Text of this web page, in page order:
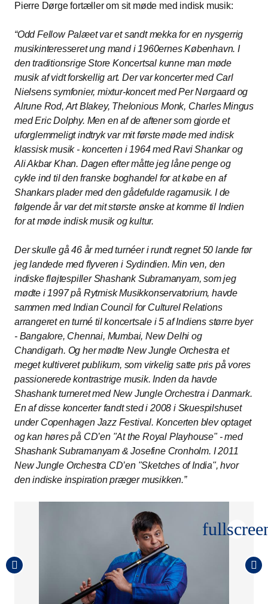
Pierre Dørge fortæller om sit møde med indisk musik:
“Odd Fellow Palæet var et sandt mekka for en nysgerrig
musikinteresseret ung mand i 1960ernes København. I
den traditionsrige Store Koncertsal kunne man møde
musik af vidt forskellig art. Der var koncerter med Carl
Nielsens symfonier, mixtur-koncert med Per Nørgaard og
Alrune Rod, Art Blakey, Thelonious Monk, Charles Mingus
med Eric Dolphy. Men en af de aftener som gjorde et
uforglemmeligt indtryk var mit første møde med indisk
klassisk musik - koncerten i 1964 med Ravi Shankar og
Ali Akbar Khan. Dagen efter måtte jeg låne penge og
cykle ind til den franske boghandel for at købe en af
Shankars plader med den gådefulde ragamusik. I de
følgende år var det mit største ønske at komme til Indien
for at møde indisk musik og kultur.
Der skulle gå 46 år med turnéer i rundt regnet 50 lande før
jeg landede med flyveren i Sydindien. Min ven, den
indiske fløjtespiller Shashank Subramanyam, som jeg
mødte i 1997 på Rytmisk Musikkonservatorium, havde
sammen med Indian Council for Culturel Relations
arrangeret en turné til koncertsale i 5 af Indiens større byer
- Bangalore, Chennai, Mumbai, New Delhi og
Chandigarh. Og her mødte New Jungle Orchestra et
meget kultiveret publikum, som virkelig satte pris på vores
passionerede kontrastrige musik. Inden da havde
Shashank turneret med New Jungle Orchestra i Danmark.
En af disse koncerter fandt sted i 2008 i Skuespilshuset
under Copenhagen Jazz Festival. Koncerten blev optaget
og kan høres på CD’en "At the Royal Playhouse" - med
Shashank Subramanyam & Josefine Cronholm. I 2011
New Jungle Orchestra CD’en "Sketches of India", hvor
den indiske inspiration præger musikken.”